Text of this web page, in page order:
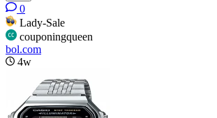
0
Lady-Sale
couponingqueen
bol.com
4w